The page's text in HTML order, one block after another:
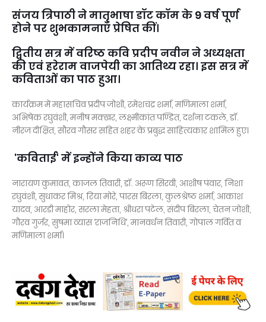
संजय त्रिपाठी ने मातृभाषा डॉट कॉम के 9 वर्ष पूर्ण
होने पर शुभकामनाएँ प्रेषित कीं।
द्वितीय सत्र में वरिष्ठ कवि प्रदीप नवीन ने अध्यक्षता
की एवं हरेराम वाजपेयी का आतिथ्य रहा। इस सत्र में
कविताओं का पाठ हुआ।
कार्यक्रम में महासचिव प्रदीप जोशी, रमेशचंद्र शर्मा, मणिमाला शर्मा,
अभिषेक रघुवंशी, मनीष मक्खर, लक्ष्मीकांत पण्डित, दर्शना टकले, डॉ.
नीरज दीक्षित, सौरव गौसर सहित शहर के प्रबुद्ध साहित्यकार शामिल हुए।
'कविताई' में इन्होंने किया काव्य पाठ
नारायण कुमावत, काजल तिवारी, डॉ. अरूण सिरवी, आशीष पंवार, निशा
रघुवंशी, सुधाकर मिश्र, रिया मोरे, पारस बिरला, ⁠कुलश्रेष्ठ शर्मा, आकाश
यादव, आरडी माहोर, सरला मेहता, श्रीधरा पटेल, संदीप बिरला, चेतन जोशी,
गौरव गुर्जर, सुषमा व्यास ‘राजनिधि’, मानवर्धन तिवारी, गोपाल गर्वित व
मणिमाला शर्मा।